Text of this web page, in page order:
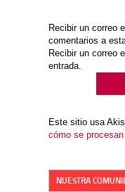
Recibir un correo
comentarios a
Recibir un correo
entrada.
Este sitio usa
cómo se
NUESTRA